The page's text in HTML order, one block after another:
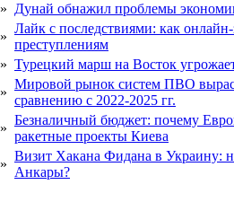
» Дунай обнажил проблемы
»
Лайк с последствиями: как
преступлениям
» Турецкий марш на Восток
»
Мировой рынок систем ПВО
сравнению с 2022-2025 гг.
»
Безналичный бюджет: почему
ракетные проекты Киева
»
Визит Хакана Фидана в Украину:
Анкары?